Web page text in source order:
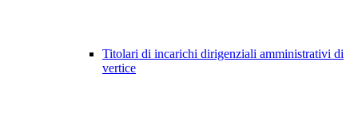
Titolari di incarichi dirigenziali amministrativi di
vertice